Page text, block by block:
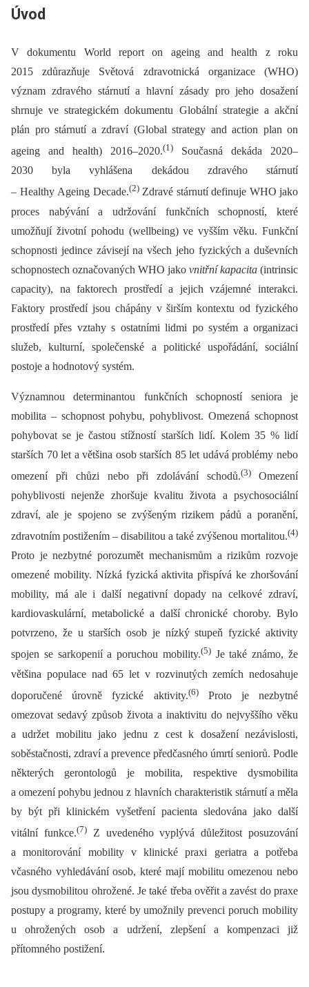
Úvod
V dokumentu World report on ageing and health z roku
2015 zdůrazňuje Světová zdravotnická organizace (WHO)
význam zdravého stárnutí a hlavní zásady pro jeho dosažení
shrnuje ve strategickém dokumentu Globální strategie a akční
plán pro stárnutí a zdraví (Global strategy and action plan on
ageing and health) 2016–2020.(1) Současná dekáda 2020–
2030 byla vyhlášena dekádou zdravého stárnutí
–⁠ Healthy Ageing Decade.(2)Zdravé stárnutí definuje WHO jako
proces nabývání a udržování funkčních schopností, které
umožňují životní pohodu (wellbeing) ve vyšším věku. Funkční
schopnosti jedince závisejí na všech jeho fyzických a duševních
schopnostech označovaných WHO jako vnitřní kapacita (intrinsic
capacity), na faktorech prostředí a jejich vzájemné interakci.
Faktory prostředí jsou chápány v širším kontextu od fyzického
prostředí přes vztahy s ostatními lidmi po systém a organizaci
služeb, kulturní, společenské a politické uspořádání, sociální
postoje a hodnotový systém.
Významnou determinantou funkčních schopností seniora je
mobilita –⁠ schopnost pohybu, pohyblivost. Omezená schopnost
pohybovat se je častou stížností starších lidí. Kolem 35 % lidí
starších 70 let a většina osob starších 85 let udává problémy nebo
omezení při chůzi nebo při zdolávání schodů.(3)Omezení
pohyblivosti nejenže zhoršuje kvalitu života a psychosociální
zdraví, ale je spojeno se zvýšeným rizikem pádů a poranění,
zdravotním postižením –⁠ disabilitou a také zvýšenou mortalitou.(4)
Proto je nezbytné porozumět mechanismům a rizikům rozvoje
omezené mobility. Nízká fyzická aktivita přispívá ke zhoršování
mobility, má ale i další negativní dopady na celkové zdraví,
kardiovaskulární, metabolické a další chronické choroby. Bylo
potvrzeno, že u starších osob je nízký stupeň fyzické aktivity
spojen se sarkopenií a poruchou mobility.(5)Je také známo, že
většina populace nad 65 let v rozvinutých zemích nedosahuje
doporučené úrovně fyzické aktivity.(6)Proto je nezbytné
omezovat sedavý způsob života a inaktivitu do nejvyššího věku
a udržet mobilitu jako jednu z cest k dosažení nezávislosti,
soběstačnosti, zdraví a prevence předčasného úmrtí seniorů. Podle
některých gerontologů je mobilita, respektive dysmobilita
a omezení pohybu jednou z hlavních charakteristik stárnutí a měla
by být při klinickém vyšetření pacienta sledována jako další
vitální funkce.(7)Z uvedeného vyplývá důležitost posuzování
a monitorování mobility v klinické praxi geriatra a potřeba
včasného vyhledávání osob, které mají mobilitu omezenou nebo
jsou dysmobilitou ohrožené. Je také třeba ověřit a zavést do praxe
postupy a programy, které by umožnily prevenci poruch mobility
u ohrožených osob a udržení, zlepšení a kompenzaci již
přítomného postižení.